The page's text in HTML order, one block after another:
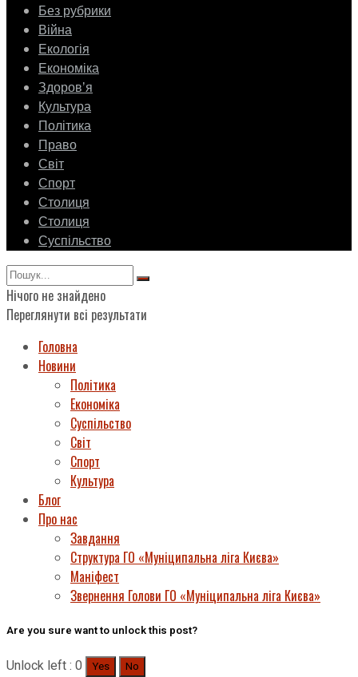
Без рубрики
Війна
Екологія
Економіка
Здоровʼя
Культура
Політика
Право
Світ
Спорт
Столиця
Столиця
Суспільство
Нічого не знайдено
Переглянути всі результати
Головна
Новини
Політика
Економіка
Суспільство
Світ
Спорт
Культура
Блог
Про нас
Завдання
Структура ГО «Муніципальна ліга Києва»
Маніфест
Звернення Голови ГО «Муніципальна ліга Києва»
Are you sure want to unlock this post?
Unlock left : 0 Yes No